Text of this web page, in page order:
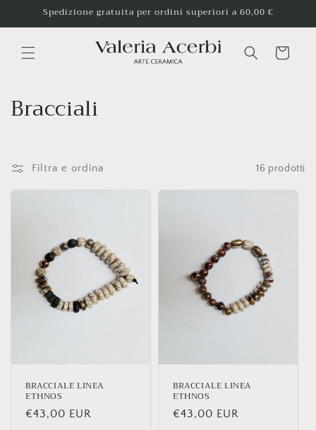
direttamente
ai contenuti
Spedizione gratuita per ordini superiori a 60,00 €
Carrello
C
l
l
e
Bracciali
Filtra e ordina 16 prodotti
BRACCIALE LINEA
ETHNOS
Prezzo
€43,00 EUR
BRACCIALE LINEA
ETHNOS
Prezzo
€43,00 EUR